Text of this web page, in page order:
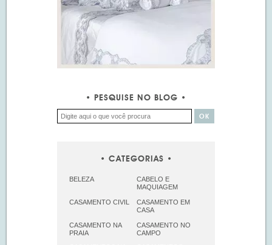
PESQUISE NO BLOG
CATEGORIAS
BELEZA
CABELO E
MAQUIAGEM
CASAMENTO CIVIL
CASAMENTO EM
CASA
CASAMENTO NA
PRAIA
CASAMENTO NO
CAMPO